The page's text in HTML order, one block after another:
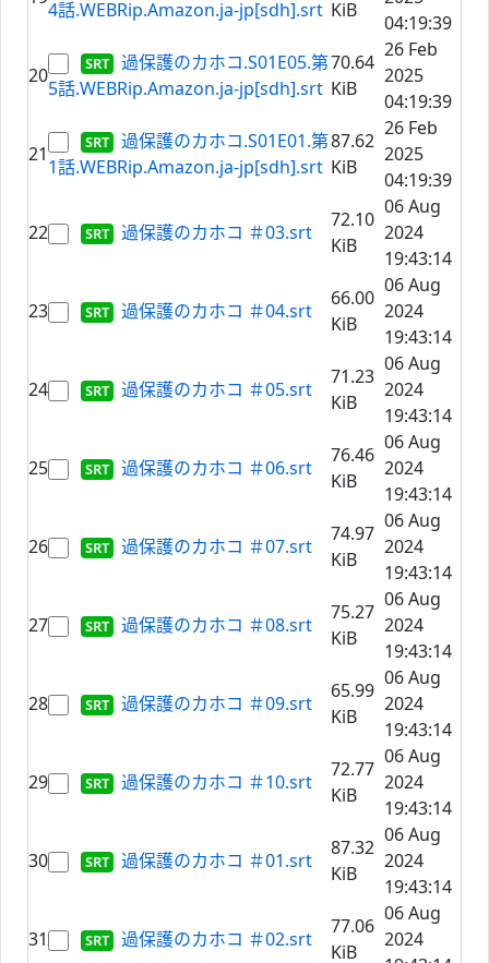
4話.WEBRip.Amazon.ja-jp[sdh].srt KiB
04:19:39
20
過保護のカホコ.S01E05.第
5話.WEBRip.Amazon.ja-jp[sdh].srt
70.64
KiB
26 Feb
2025
04:19:39
21
過保護のカホコ.S01E01.第
1話.WEBRip.Amazon.ja-jp[sdh].srt
87.62
KiB
26 Feb
2025
04:19:39
22 過保護のカホコ ＃03.srt
72.10
KiB
06 Aug
2024
19:43:14
23 過保護のカホコ ＃04.srt
66.00
KiB
06 Aug
2024
19:43:14
24 過保護のカホコ ＃05.srt
71.23
KiB
06 Aug
2024
19:43:14
25 過保護のカホコ ＃06.srt
76.46
KiB
06 Aug
2024
19:43:14
26 過保護のカホコ ＃07.srt
74.97
KiB
06 Aug
2024
19:43:14
27 過保護のカホコ ＃08.srt
75.27
KiB
06 Aug
2024
19:43:14
28 過保護のカホコ ＃09.srt
65.99
KiB
06 Aug
2024
19:43:14
29 過保護のカホコ ＃10.srt
72.77
KiB
06 Aug
2024
19:43:14
30 過保護のカホコ ＃01.srt
87.32
KiB
06 Aug
2024
19:43:14
31 過保護のカホコ ＃02.srt
77.06
KiB
06 Aug
2024